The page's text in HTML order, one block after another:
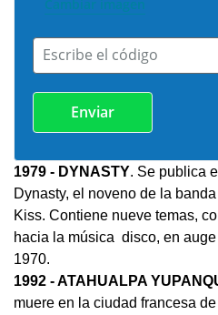
Cambiar imagen
Escribe el código
1979 - DYNASTY. Se publica
Dynasty, el noveno de la
Kiss. Contiene nueve temas,
hacia la música disco, en
1970.
1992 - ATAHUALPA
muere en la ciudad francesa